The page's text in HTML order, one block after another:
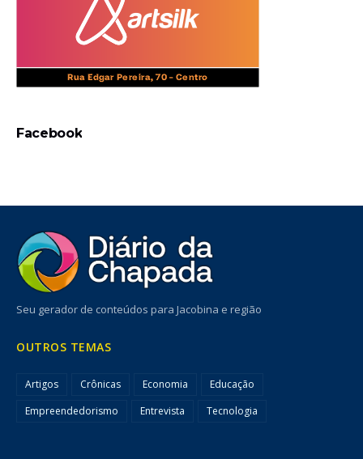
Facebook
Seu gerador de conteúdos para Jacobina e região
OUTROS TEMAS
Artigos Crônicas Economia
Educação
Empreendedorismo
Entrevista Tecnologia